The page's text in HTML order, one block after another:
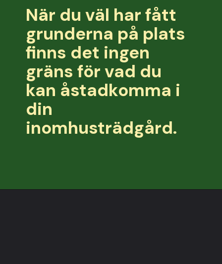
När du väl har fått
grunderna på plats
finns det ingen
gräns för vad du
kan åstadkomma i
din
inomhusträdgård.